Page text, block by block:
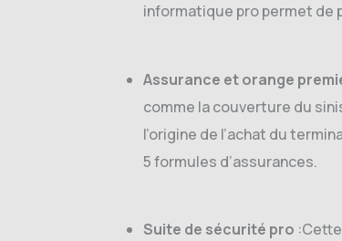
informatique pro permet de
Assurance et orange
comme la couverture du
l’origine de l’achat du
5 formules d’assurances.
Suite de sécurité pro